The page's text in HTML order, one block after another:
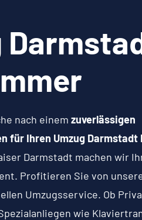
nach einem zuverlässigen
für Ihren Umzug Darmstadt
Darmstadt machen wir
Profitieren Sie von
Umzugsservice. Ob
wie